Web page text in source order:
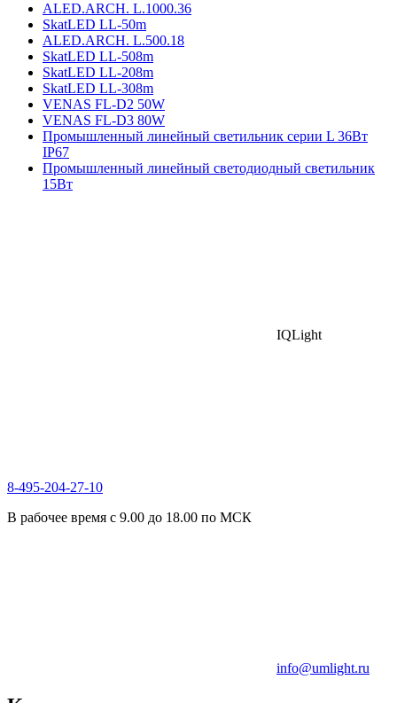
ALED.ARCH. L.1000.36
SkatLED LL-50m
ALED.ARCH. L.500.18
SkatLED LL-508m
SkatLED LL-208m
SkatLED LL-308m
VENAS FL-D2 50W
VENAS FL-D3 80W
Промышленный линейный светильник серии L 36Вт
IP67
Промышленный линейный светодиодный светильник
15Вт
IQLight
8-495-204-27-10
В рабочее время с 9.00 до 18.00 по МСК
info@umlight.ru